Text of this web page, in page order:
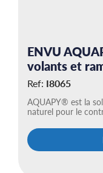
ENVU
volants et
Ref: I8065
AQUAPY® est la
naturel pour le